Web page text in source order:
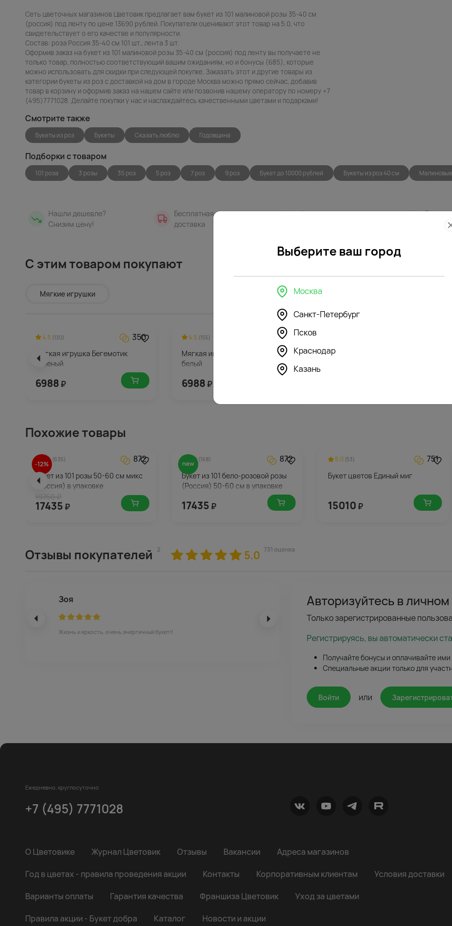
Сеть цветочных магазинов Цветовик предлагает вам букет из 101 малиновой розы 35-40 см
(россия) под ленту по цене 13690 рублей. Покупатели оценивают этот товар на 5.0, что
свидетельствует о его качестве и популярности.
Состав: роза Россия 35-40 см 101 шт., лента 3 шт.
Оформив заказ на букет из 101 малиновой розы 35-40 см (россия) под ленту вы получаете не
только товар, полностью соответствующий вашим ожиданиям, но и бонусы (685), которые
можно использовать для скидки при следующей покупке. Заказать этот и другие товары из
категории букеты из роз с доставкой на дом в городе Москва можно прямо сейчас, добавив
товар в корзину и оформив заказ на нашем сайте или позвонив нашему оператору по номеру +7
(495)7771028. Делайте покупки у нас и наслаждайтесь качественными цветами и подарками!
Смотрите также
Букеты из роз Букеты Сказать люблю Годовщина
Подборки с товаром
101 роза 3 розы 35 роз 5 роз 7 роз 9 роз Букет до 10000 рублей Букеты из роз 40 см
Нашли дешевле?
Снизим цену!
Бесплатная
доставка
Фото
С этим товаром покупают
Мягкие игрушки
4.5 (130) 350
Мягкая игрушка Бегемотик
зеленый
6988 ₽
4.5 (155) 350
Мягкая игрушка Бегемотик
белый
6988 ₽
Мягкая игрушка Зайка Ми в
Похожие товары
-12%
4.5(635) 872
Букет из 101 розы 50-60 см микс
(Россия) в упаковке
19750 ₽
17435 ₽
4.9(168) 872
Букет из 101 бело-розовой розы
(Россия) 50-60 см в упаковке
17435 ₽
5.0 (53) 751
Букет цветов Единый миг
15010 ₽
Отзывы покупателей 2 5.0 731 оценка
Зоя
Жизнь и яркость, очень энергичный букет!!
в элитных салонах. Букет дышал страстью!
Авторизуйтесь в
Только зарегистрированные
Регистрируясь, вы автоматически
Получайте бонусы и оплачивайте ими
Специальные акции только для
Войти или
Ежедневно, круглосуточно
+7 (495) 7771028
О Цветовике Журнал Цветовик Отзывы Вакансии
Адреса магазинов
Год в цветах - правила проведения акции
Контакты Корпоративным клиентам
Условия доставки
Варианты оплаты
Гарантия качества Франшиза Цветовик
Уход за цветами
Правила акции - Букет добра
Каталог Новости и акции
Выберите ваш город
Москва
Санкт-Петербург
Псков
Краснодар
Казань